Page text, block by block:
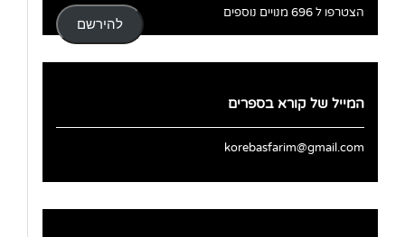
אלקטרוני
להירשם
הצטרפו ל 696 מנויים נוספים
המייל של קורא בספרים
korebasfarim@gmail.com